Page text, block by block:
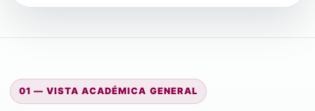
01 — VISTA ACADÉMICA GENERAL